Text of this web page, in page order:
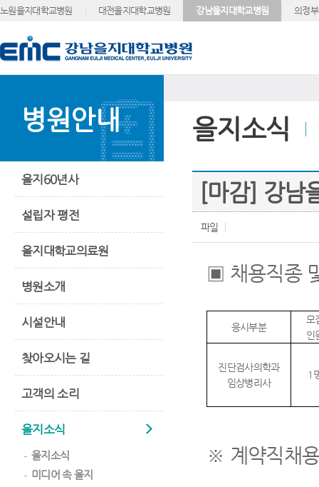
노원을지대학교병원 대전을지대학교병원 강남을지대학교병원 의정
병원안내
을지60년사
설립자 평전
을지대학교의료원
병원소개
시설안내
찾아오시는 길
고객의 소리
을지소식
을지소식
미디어 속 을지
을지소식
[마감] 강남
파일
▣ 채용직종
응시부분
모
인
진단검사의학과
임상병리사
1
※ 계약직채